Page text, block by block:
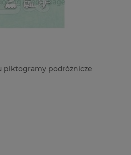
piktogramy podróżnicze